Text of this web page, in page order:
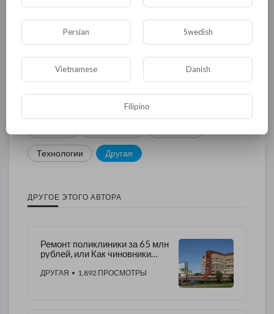
Общество Происшествия События
Комедия Развлечение
Новости и политика Криминал Культура
Флора и фауна ЖКХ История
Юмор Наука и образование
Технологии Другая
ДРУГОЕ ЭТОГО АВТОРА
Ремонт поликлиники за 65 млн
рублей, или Как чиновники
себе новые машины
ДРУГАЯ • 1,892 ПРОСМОТРЫ
Persian Swedish
Vietnamese Danish
Filipino